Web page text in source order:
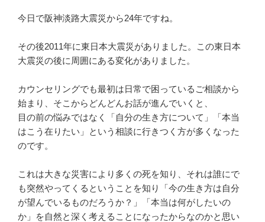
今日で阪神淡路大震災から24年ですね。
その後2011年に東日本大震災がありました。この東日本
大震災の後に周囲にある変化がありました。
カウンセリングでも最初は日常で困っているご相談から
始まり、そこからどんどんお話が進んでいくと、
目の前の悩みではなく「自分の生き方について」「本当
はこう在りたい」という相談に行きつく方が多くなった
のです。
これは大きな災害により多くの死を知り、それは誰にで
も突然やってくるということを知り「今の生き方は自分
が望んでいるものだろうか？」「本当は何がしたいの
か」を自然と深く考えることになったからなのかと思い